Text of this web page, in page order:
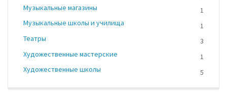
Музыкальные магазины
1
Музыкальные школы и училища
1
Театры
3
Художественные мастерские
1
Художественные школы
5